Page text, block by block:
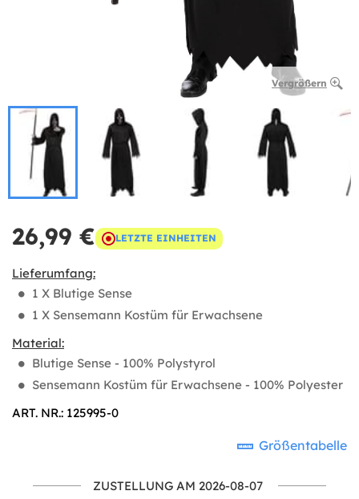
Vergrößern
26,99 € LETZTE EINHEITEN
Lieferumfang:
1 X Blutige Sense
1 X Sensemann Kostüm für Erwachsene
Material:
Blutige Sense - 100% Polystyrol
Sensemann Kostüm für Erwachsene - 100% Polyester
ART. NR.: 125995-0
Größentabelle
ZUSTELLUNG AM 2026-08-07